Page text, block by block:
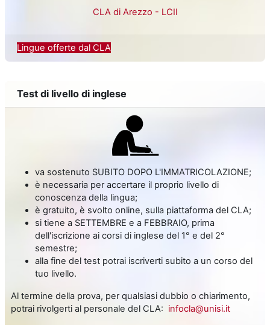
CLA di Arezzo - LCII
Lingue offerte dal CLA
Test di livello di inglese
va sostenuto SUBITO DOPO L'IMMATRICOLAZIONE;
è necessaria per accertare il proprio livello di
conoscenza della lingua;
è gratuito, è svolto online, sulla piattaforma del CLA;
si tiene a SETTEMBRE e a FEBBRAIO, prima
dell'iscrizione ai corsi di inglese del 1° e del 2°
semestre;
alla fine del test potrai iscriverti subito a un corso del
tuo livello.
Al termine della prova, per qualsiasi dubbio o chiarimento,
potrai rivolgerti al personale del CLA: infocla@unisi.it